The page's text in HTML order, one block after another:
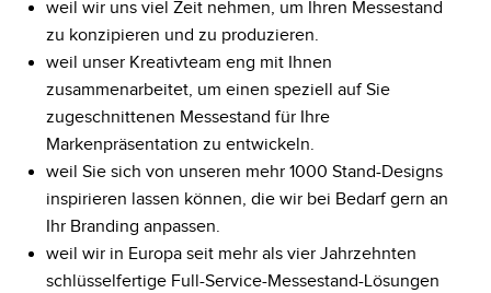
weil wir uns viel Zeit nehmen, um Ihren Messestand
zu konzipieren und zu produzieren.
weil unser Kreativteam eng mit Ihnen
zusammenarbeitet, um einen speziell auf Sie
zugeschnittenen Messestand für Ihre
Markenpräsentation zu entwickeln.
weil Sie sich von unseren mehr 1000 Stand-Designs
inspirieren lassen können, die wir bei Bedarf gern an
Ihr Branding anpassen.
weil wir in Europa seit mehr als vier Jahrzehnten
schlüsselfertige Full-Service-Messestand-Lösungen